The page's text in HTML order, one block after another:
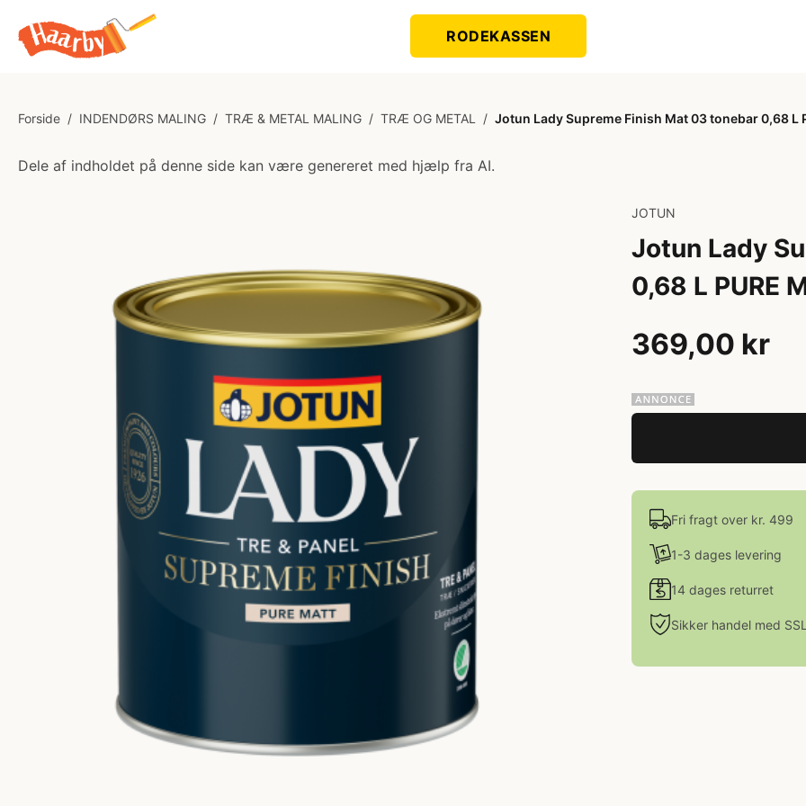
RODEKASSEN
Forside / INDENDØRS MALING / TRÆ & METAL MALING / TRÆ OG METAL / Jotun Lady Supreme Finish Mat 03 tonebar 0,68 L
Dele af indholdet på denne side kan være genereret med hjælp fra AI.
JOTUN
Jotun Lady
0,68 L PURE
369,00 kr
Fri fragt over kr. 499
1-3 dages levering
14 dages returret
Sikker handel med SSL